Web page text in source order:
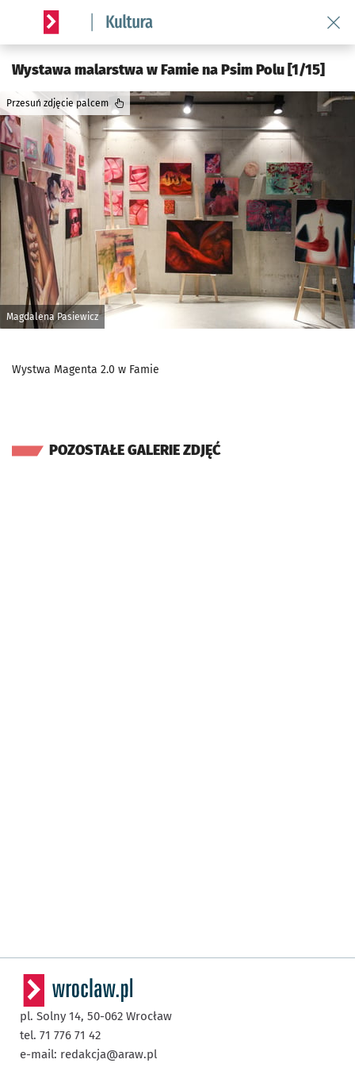
Serwis informacyjny wroclaw.pl podserwis: Kultura
Wystawa malarstwa w Famie na Psim Polu [1/15]
Magdalena Pasiewicz
Przesuń zdjęcie palcem
Wystwa Magenta 2.0 w Famie
POZOSTAŁE GALERIE ZDJĘĆ
pl. Solny 14, 50-062 Wrocław
tel. 71 776 71 42
e-mail: redakcja@araw.pl